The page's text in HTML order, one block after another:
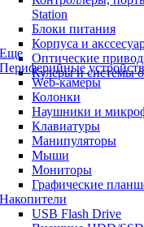
Station
Блоки питания
Корпуса и
Оптические
Кулеры и системы
Еще
Периферийные
Web-камеры
Колонки
Наушники и
Клавиатуры
Манипуляторы
Мыши
Мониторы
Графические
Накопители
USB Flash Drive